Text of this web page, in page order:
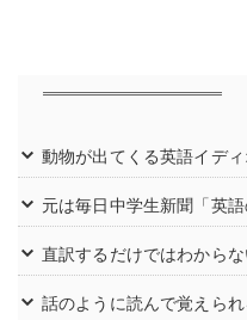
動物が出てくる英語イディ
元は毎日中学生新聞「英語
直訳するだけではわから
話のように読んで覚えられ